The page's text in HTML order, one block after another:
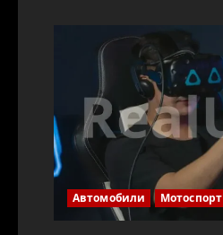
Автомобили Мотоспорт